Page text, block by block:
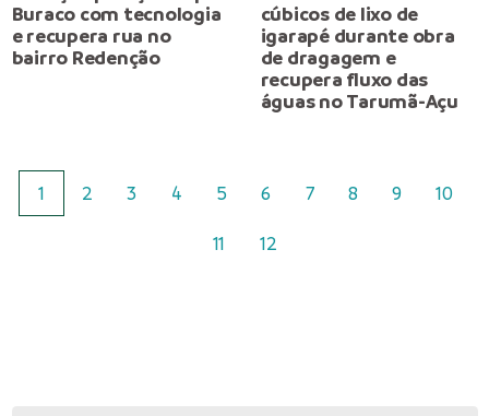
Buraco com tecnologia
e recupera rua no
bairro Redenção
cúbicos de lixo de
igarapé durante obra
de dragagem e
recupera fluxo das
águas no Tarumã-Açu
1 2 3 4 5 6 7 8 9 10
11 12